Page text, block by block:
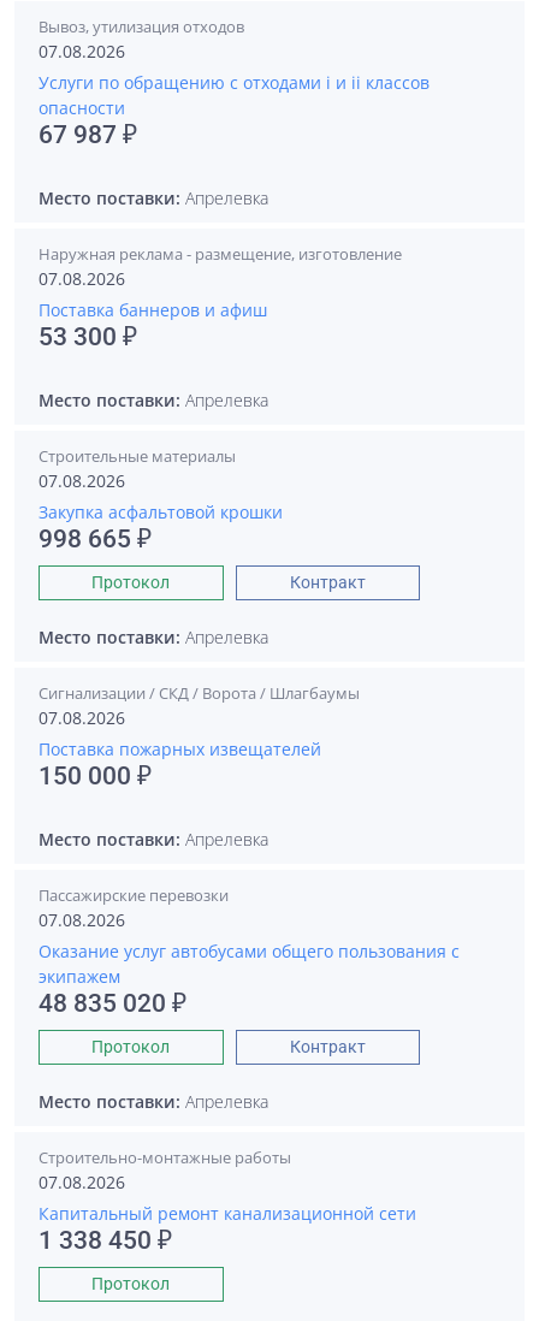
Вывоз, утилизация отходов
07.08.2026
Услуги по обращению с отходами i и ii классов
опасности
67 987 ₽
Место поставки: Апрелевка
Наружная реклама - размещение, изготовление
07.08.2026
Поставка баннеров и афиш
53 300 ₽
Место поставки: Апрелевка
Строительные материалы
07.08.2026
Закупка асфальтовой крошки
998 665 ₽
Протокол Контракт
Место поставки: Апрелевка
Сигнализации / СКД / Ворота / Шлагбаумы
07.08.2026
Поставка пожарных извещателей
150 000 ₽
Место поставки: Апрелевка
Пассажирские перевозки
07.08.2026
Оказание услуг автобусами общего пользования с
экипажем
48 835 020 ₽
Протокол Контракт
Место поставки: Апрелевка
Строительно-монтажные работы
07.08.2026
Капитальный ремонт канализационной сети
1 338 450 ₽
Протокол